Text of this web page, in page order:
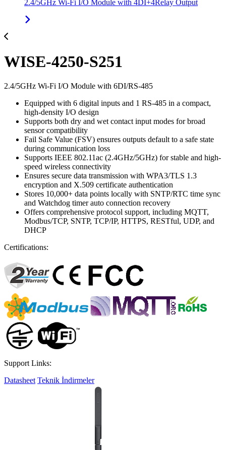
2.4/5GHz Wi-Fi I/O Module with 4DI+4Relay Output
WISE-4250-S251
2.4/5GHz Wi-Fi I/O Module with 6DI/RS-485
Equipped with 6 digital inputs and 1 RS-485 in a compact,
high-density I/O design
Supports both dry and wet contact input modes for broad
sensor compatibility
Fail Safe Value (FSV) ensures outputs default to a safe state
during communication loss
Supports IEEE 802.11ac (2.4GHz/5GHz) for stable and high-
speed wireless connectivity
Ensures secure data transmission with WPA3/TLS 1.3
encryption and X.509 certificate authentication
Stores 10,000+ data points locally with SNTP/RTC time sync
and Watchdog timer auto connection recovery
Offers comprehensive protocol support, including MQTT,
Modbus/TCP, SNTP, TCP/IP, HTTPS, RESTful, UDP, and
DHCP
Certifications:
Support Links:
Datasheet Teknik İndirmeler